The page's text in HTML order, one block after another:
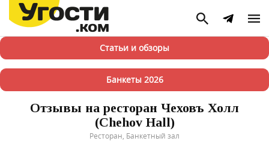
Статьи и обзоры
Банкеты 2026
Отзывы на ресторан Чеховъ Холл
(Chehov Hall)
Ресторан, Банкетный зал